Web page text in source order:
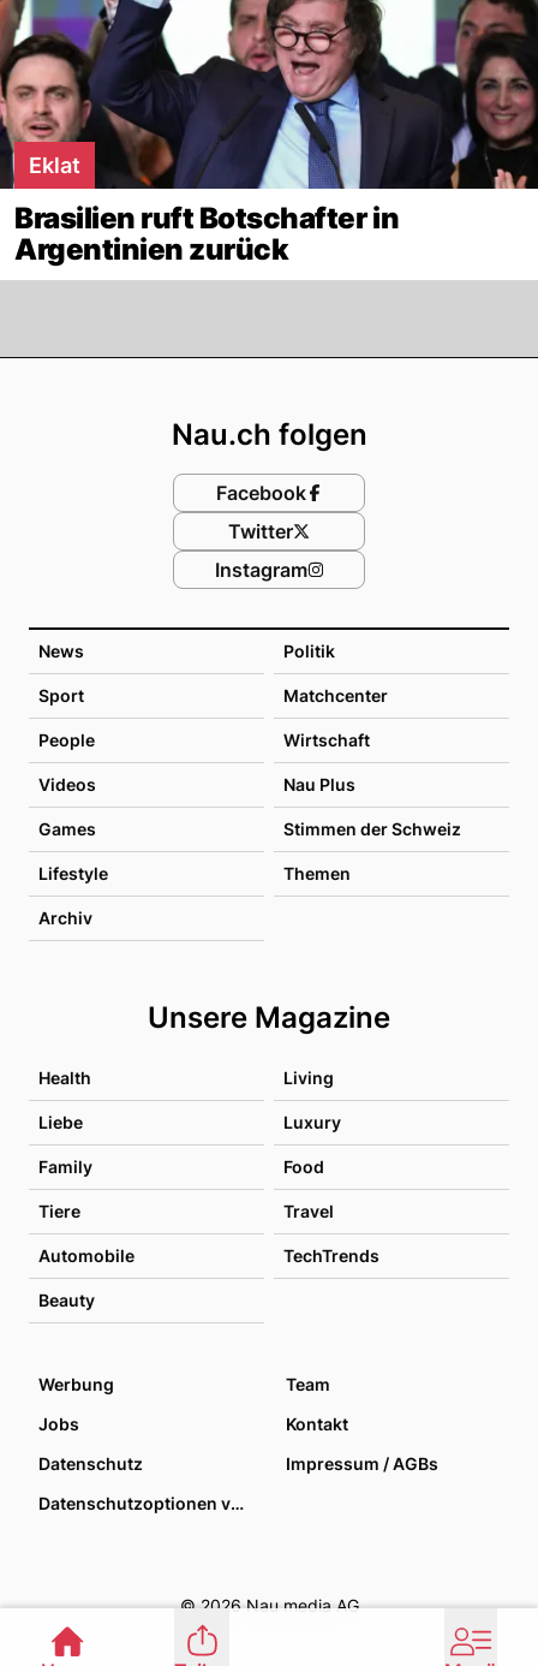
Eklat
Brasilien ruft Botschafter in
Argentinien zurück
News Politik
Sport Matchcenter
People Wirtschaft
Videos Nau Plus
Games Stimmen der Schweiz
Lifestyle Themen
Archiv
Unsere Magazine
Health Living
Liebe Luxury
Family Food
Tiere Travel
Automobile TechTrends
Beauty
Nau.ch folgen
Facebook
Twitter
Instagram
Werbung
Team
Jobs
Kontakt
Datenschutz
Impressum / AGBs
Datenschutzoptionen verwalten
© 2026 Nau media AG